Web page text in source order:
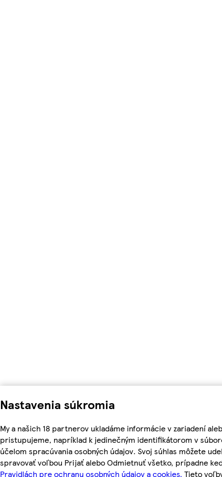
Nastavenia súkromia
My a našich 18 partnerov ukladáme informácie v zariadení
pristupujeme, napríklad k jedinečným identifikátorom v
účelom spracúvania osobných údajov. Svoj súhlas môžete
spravovať voľbou Prijať alebo Odmietnuť všetko, prípadne
Pravidlách pre ochranu osobných údajov a cookies. Tieto